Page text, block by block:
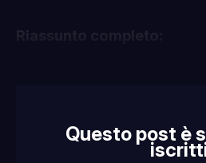
Questo post è